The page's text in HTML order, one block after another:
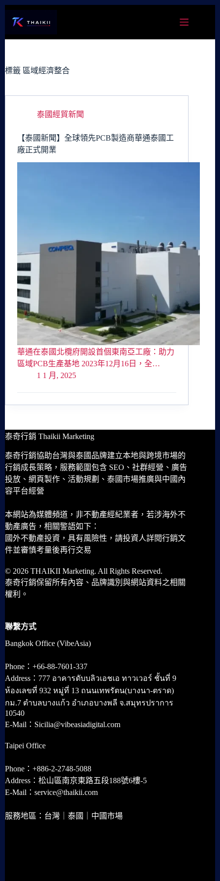
容
標籤 區域經濟整合
泰國經貿新聞
【泰國新聞】全球領先PCB製造商華通泰國工
廠正式開業
華通在泰國北欖府開設首個東南亞工廠：助力
區域PCB生產基地 2023年12月16日，全…
1 1 月, 2025
泰奇行銷 Thaikii Marketing
泰奇行銷協助台灣與泰國品牌建立本地與跨境市場的
行銷成長策略，服務範圍包含 SEO、社群經營、廣告
投放、網頁製作、活動規劃、泰國市場推廣與中國內
容平台經營
本網站為媒體頻道，非不動產經紀業者，若涉海外不
動產廣告，相關警語如下：
國外不動產投資，具有風險性，請投資人詳閱行銷文
件並審慎考量後再行交易
© 2026 THAIKII Marketing. All Rights Reserved.
泰奇行銷保留所有內容、品牌識別與網站資料之相關
權利。
聯繫方式
Bangkok Office (VibeAsia)
Phone：+66-88-7601-337
Address：777 อาคารดับบลิวเอชเอ ทาวเวอร์ ชั้นที่ 9
ห้องเลขที่ 932 หมู่ที่ 13 ถนนเทพรัตน(บางนา-ตราด)
กม.7 ตำบลบางแก้ว อำเภอบางพลี จ.สมุทรปราการ
10540
E-Mail：Sicilia@vibeasiadigital.com
Taipei Office
Phone：+886-2-2748-5088
Address：松山區南京東路五段188號6樓-5
E-Mail：service@thaikii.com
服務地區：台灣｜泰國｜中國市場